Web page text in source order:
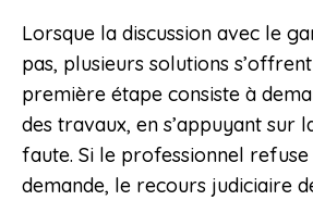
Lorsque la discussion avec le
pas, plusieurs solutions
première étape consiste à
des travaux, en s’appuyant sur
faute. Si le professionnel
demande, le recours judiciaire